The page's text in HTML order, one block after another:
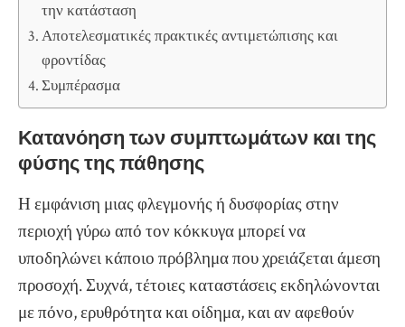
την κατάσταση
Αποτελεσματικές πρακτικές αντιμετώπισης και
φροντίδας
Συμπέρασμα
Κατανόηση των συμπτωμάτων και της
φύσης της πάθησης
Η εμφάνιση μιας φλεγμονής ή δυσφορίας στην
περιοχή γύρω από τον κόκκυγα μπορεί να
υποδηλώνει κάποιο πρόβλημα που χρειάζεται άμεση
προσοχή. Συχνά, τέτοιες καταστάσεις εκδηλώνονται
με πόνο, ερυθρότητα και οίδημα, και αν αφεθούν